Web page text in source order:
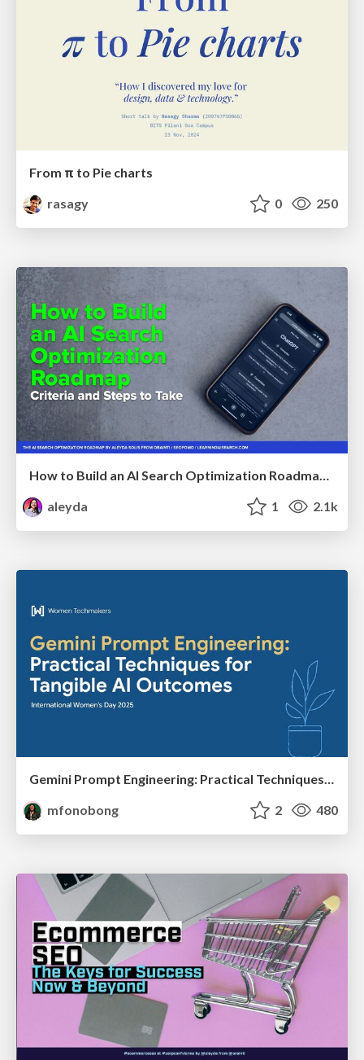
From π to Pie charts
rasagy
0 250
How to Build an AI Search Optimization Roadmap - Criteria and Steps to Take #SEOIRL
aleyda
1 2.1k
mfonobong
2 480